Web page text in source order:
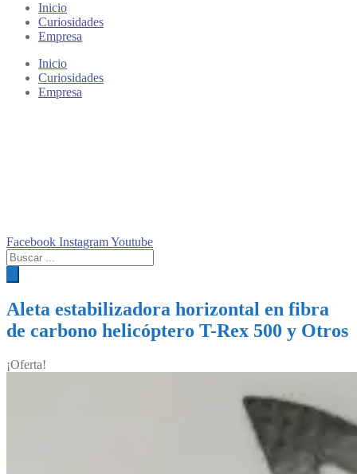
Inicio
Curiosidades
Empresa
Inicio
Curiosidades
Empresa
Facebook InstagramYoutube
Búsqueda
de
productos
Aleta estabilizadora horizontal en fibra
de carbono helicóptero T-Rex 500 y Otros
¡Oferta!